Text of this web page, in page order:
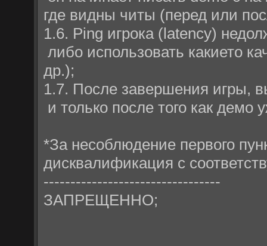
где видны читы (перед или
1.6. Ping игрока (latency)
либо использовать какието
др.);
1.7. После завершения игры,
и только после того как демо
*За несоблюдение первого
дисквалификация с
---------------------------------
ЗАПРЕЩЕННО;